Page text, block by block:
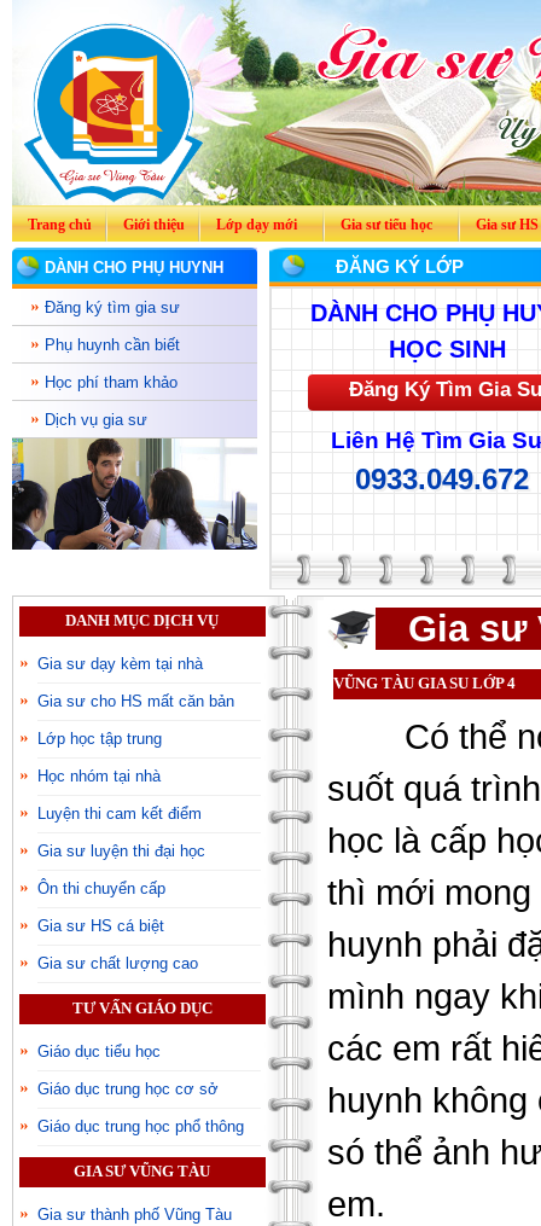
Trang chủ Giới thiệu Lớp dạy mới Gia sư tiểu học Gia sư HS
DÀNH CHO PHỤ HUYNH
Đăng ký tìm gia sư
Phụ huynh cần biết
Học phí tham khảo
Dịch vụ gia sư
ĐĂNG KÝ LỚP
DÀNH CHO PHỤ
HỌC SINH
Đăng Ký Tìm Gia
Liên Hệ Tìm Gia
0933.049.672
DANH MỤC DỊCH VỤ
Gia sư dạy kèm tại nhà
Gia sư cho HS mất căn bản
Lớp học tập trung
Học nhóm tại nhà
Luyện thi cam kết điểm
Gia sư luyện thi đại học
Ôn thi chuyển cấp
Gia sư HS cá biệt
Gia sư chất lượng cao
TƯ VẤN GIÁO DỤC
Giáo dục tiểu học
Giáo dục trung học cơ sở
Giáo dục trung học phổ thông
GIA SƯ VŨNG TÀU
Gia sư thành phố Vũng Tàu
Gia sư
VŨNG TÀU GIA SU LỚP 4
Có thể
suốt quá
học là cấp
thì mới
huynh phải
mình ngay
các em rất
huynh
só thể ảnh
em.